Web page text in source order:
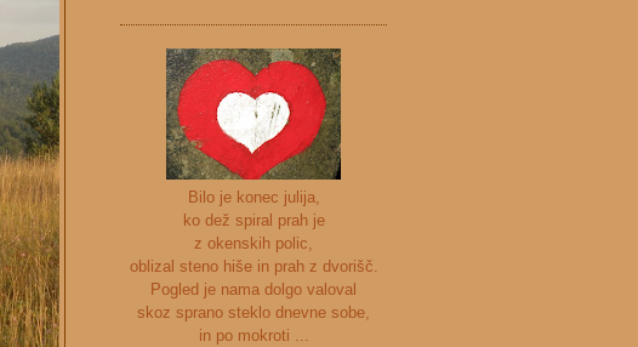
Bilo je konec julija,
ko dež spiral prah je
z okenskih polic,
oblizal steno hiše in prah z dvorišč.
Pogled je nama dolgo valoval
skoz sprano steklo dnevne sobe,
in po mokroti ...